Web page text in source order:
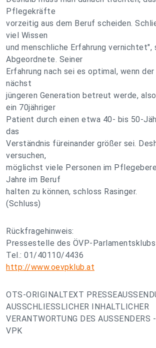
Pflegekräfte
vorzeitig aus dem Beruf scheiden.
viel Wissen
und menschliche Erfahrung vernichtet",
Abgeordnete. Seiner
Erfahrung nach sei es optimal, wenn
nächst
jüngeren Generation betreut werde,
ein 70jähriger
Patient durch einen etwa 40- bis 50-
das
Verständnis füreinander größer sei.
versuchen,
möglichst viele Personen im
Jahre im Beruf
halten zu können, schloss Rasinger.
(Schluss)
Rückfragehinweis:
Pressestelle des ÖVP-Parlamentsklubs
Tel.: 01/40110/4436
http://www.oevpklub.at
OTS-ORIGINALTEXT
AUSSCHLIESSLICHER INHALTLICHER
VERANTWORTUNG DES AUSSENDERS
VPK